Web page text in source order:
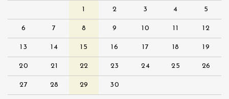
1 2 3 4 5
6 7 8 9 10 11 12
13 14 15 16 17 18 19
20 21 22 23 24 25 26
27 28 29 30